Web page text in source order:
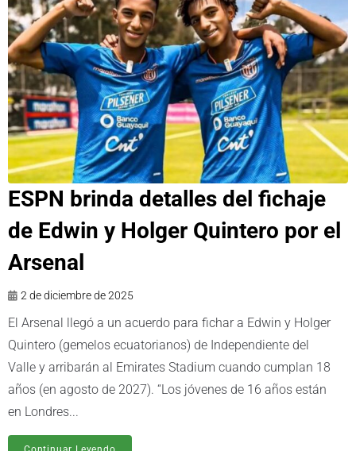
ESPN brinda detalles del fichaje
de Edwin y Holger Quintero por el
Arsenal
2 de diciembre de 2025
El Arsenal llegó a un acuerdo para fichar a Edwin y Holger
Quintero (gemelos ecuatorianos) de Independiente del
Valle y arribarán al Emirates Stadium cuando cumplan 18
años (en agosto de 2027). “Los jóvenes de 16 años están
en Londres...